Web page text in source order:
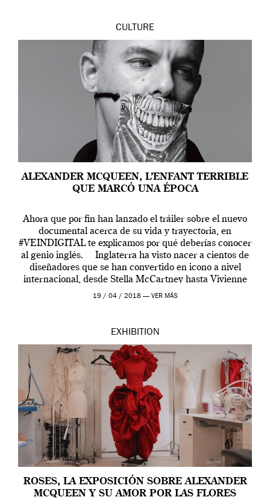
CULTURE
ALEXANDER MCQUEEN, L’ENFANT TERRIBLE
QUE MARCÓ UNA ÉPOCA
Ahora que por fin han lanzado el tráiler sobre el nuevo
documental acerca de su vida y trayectoria, en
#VEINDIGITAL te explicamos por qué deberías conocer
al genio inglés. Inglaterra ha visto nacer a cientos de
diseñadores que se han convertido en icono a nivel
internacional, desde Stella McCartney hasta Vivienne
Westwood pasando […]
19 / 04 / 2018 — VER MÁS
EXHIBITION
ROSES, LA EXPOSICIÓN SOBRE ALEXANDER
MCQUEEN Y SU AMOR POR LAS FLORES